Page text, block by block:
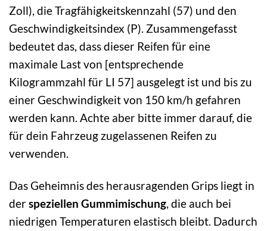
Zoll), die Tragfähigkeitskennzahl (57) und den
Geschwindigkeitsindex (P). Zusammengefasst
bedeutet das, dass dieser Reifen für eine
maximale Last von [entsprechende
Kilogrammzahl für LI 57] ausgelegt ist und bis zu
einer Geschwindigkeit von 150 km/h gefahren
werden kann. Achte aber bitte immer darauf, die
für dein Fahrzeug zugelassenen Reifen zu
verwenden.
Das Geheimnis des herausragenden Grips liegt in
derspeziellen Gummimischung, die auch bei
niedrigen Temperaturen elastisch bleibt. Dadurch